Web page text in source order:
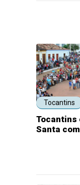
Tocantins
Tocantins
Santa